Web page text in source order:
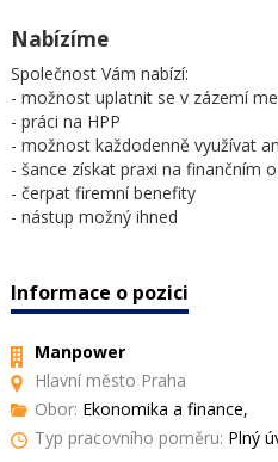
Nabízíme
Společnost Vám nabízí:
- možnost uplatnit se v zázemí
- práci na HPP
- možnost každodenně využívat
- šance získat praxi na finančním
- čerpat firemní benefity
- nástup možný ihned
Informace o pozici
Manpower
Hlavní město Praha
Obor: Ekonomika a finance,
Typ pracovního poměru: Plný